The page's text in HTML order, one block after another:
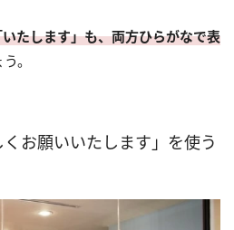
たします」も、両方ひらがなで表
。
お願いいたします」を使う